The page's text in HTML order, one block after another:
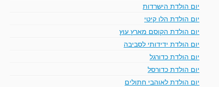
יום הולדת הישרדות
יום הולדת הלו קיטי
יום הולדת הקוסם מארץ עוץ
יום הולדת ידידותי לסביבה
יום הולדת כדורגל
יום הולדת כדורסל
יום הולדת לאוהבי חתולים